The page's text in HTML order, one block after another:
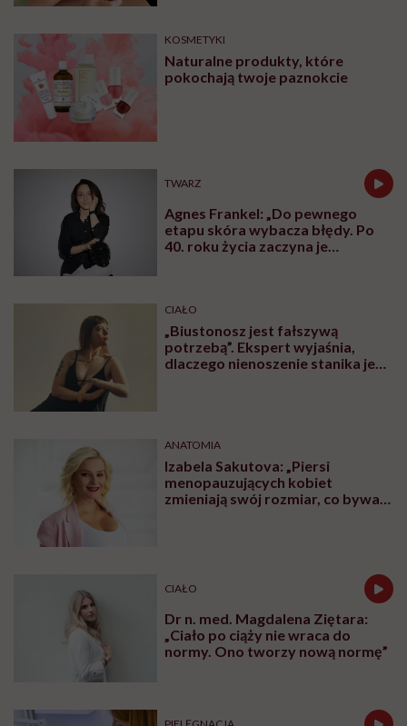
KOSMETYKI
Naturalne produkty, które
pokochają twoje paznokcie
TWARZ
Agnes Frankel: „Do pewnego
etapu skóra wybacza błędy. Po
40. roku życia zaczyna je
CIAŁO
„Biustonosz jest fałszywą
potrzebą”. Ekspert wyjaśnia,
dlaczego nienoszenie stanika jest
ANATOMIA
Izabela Sakutova: „Piersi
menopauzujących kobiet
zmieniają swój rozmiar, co bywa
CIAŁO
Dr n. med. Magdalena Ziętara:
„Ciało po ciąży nie wraca do
normy. Ono tworzy nową normę”